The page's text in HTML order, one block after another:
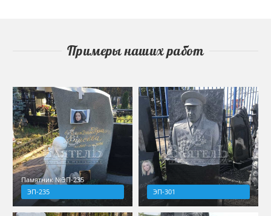
Примеры наших работ
Памятник №ЭП-235
ЭП-235
ЭП-301